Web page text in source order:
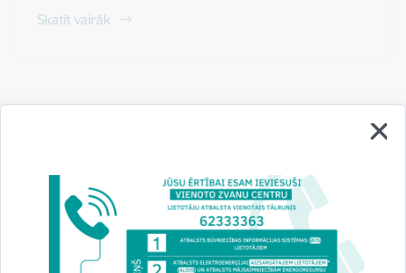
Skatīt vairāk
Dalīties